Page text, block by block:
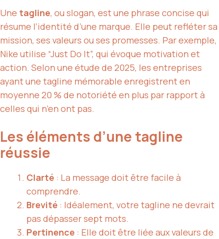
Une tagline, ou slogan, est une phrase concise qui
résume l’identité d’une marque. Elle peut refléter sa
mission, ses valeurs ou ses promesses. Par exemple,
Nike utilise “Just Do It”, qui évoque motivation et
action. Selon une étude de 2025, les entreprises
ayant une tagline mémorable enregistrent en
moyenne 20 % de notoriété en plus par rapport à
celles qui n’en ont pas.
Les éléments d’une tagline
réussie
Clarté : La message doit être facile à
comprendre.
Brevité : Idéalement, votre tagline ne devrait
pas dépasser sept mots.
Pertinence : Elle doit être liée aux valeurs de